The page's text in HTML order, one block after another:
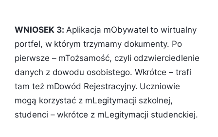
WNIOSEK 3: Aplikacja mObywatel to wirtualny
portfel, w którym trzymamy dokumenty. Po
pierwsze – mTożsamość, czyli odzwierciedlenie
danych z dowodu osobistego. Wkrótce – trafi
tam też mDowód Rejestracyjny. Uczniowie
mogą korzystać z mLegitymacji szkolnej,
studenci – wkrótce z mLegitymacji studenckiej.